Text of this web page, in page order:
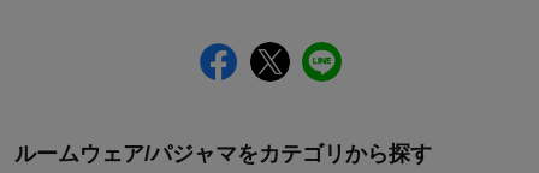
ルームウェア/パジャマをカテゴリから探す